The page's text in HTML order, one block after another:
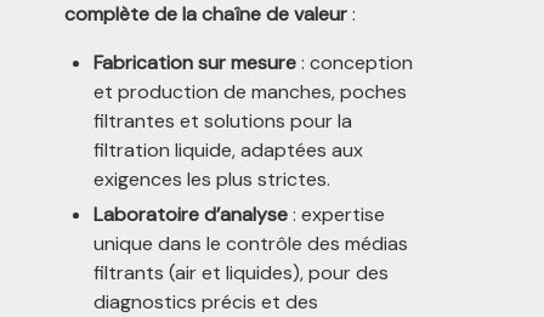
complète de la chaîne de valeur:
Fabrication sur mesure: conception
et production de manches, poches
filtrantes et solutions pour la
filtration liquide, adaptées aux
exigences les plus strictes.
Laboratoire d’analyse: expertise
unique dans le contrôle des médias
filtrants (air et liquides), pour des
diagnostics précis et des